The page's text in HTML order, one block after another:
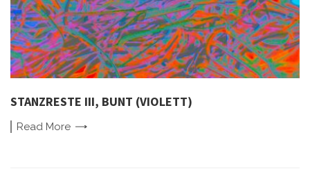
STANZRESTE III, BUNT (VIOLETT)
Read More